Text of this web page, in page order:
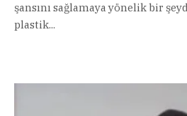
şansını sağlamaya yönelik bir
plastik...